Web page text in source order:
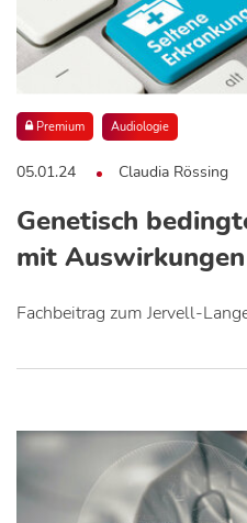
Premium Audiologie
05.01.24 Claudia Rössing
Genetisch
mit
Fachbeitrag zum Jervell-